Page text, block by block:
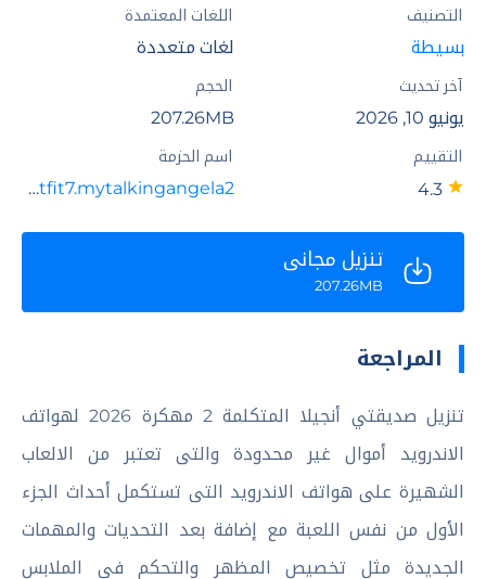
التصنيف
بسيطة
اللغات المعتمدة
لغات متعددة
آخر تحديث
يونيو 10, 2026
الحجم
207.26MB
التقييم اسم الحزمة
com.outfit7.mytalkingangela2
تنزيل مجاني
207.26MB
المراجعة
تنزيل صديقتي أنجيلا المتكلمة 2 مهكرة 2026 لهواتف
الاندرويد أموال غير محدودة والتى تعتبر من الالعاب
الشهيرة على هواتف الاندرويد التى تستكمل أحداث الجزء
الأول من نفس اللعبة مع إضافة بعد التحديات والمهمات
الجديدة مثل تخصيص المظهر والتحكم فى الملابس